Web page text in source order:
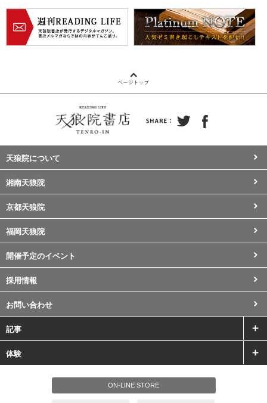
天狼院について
湘南天狼院
京都天狼院
福岡天狼院
開催予定のイベント
採用情報
お問い合わせ
記事
体験
ON-LINE STORE